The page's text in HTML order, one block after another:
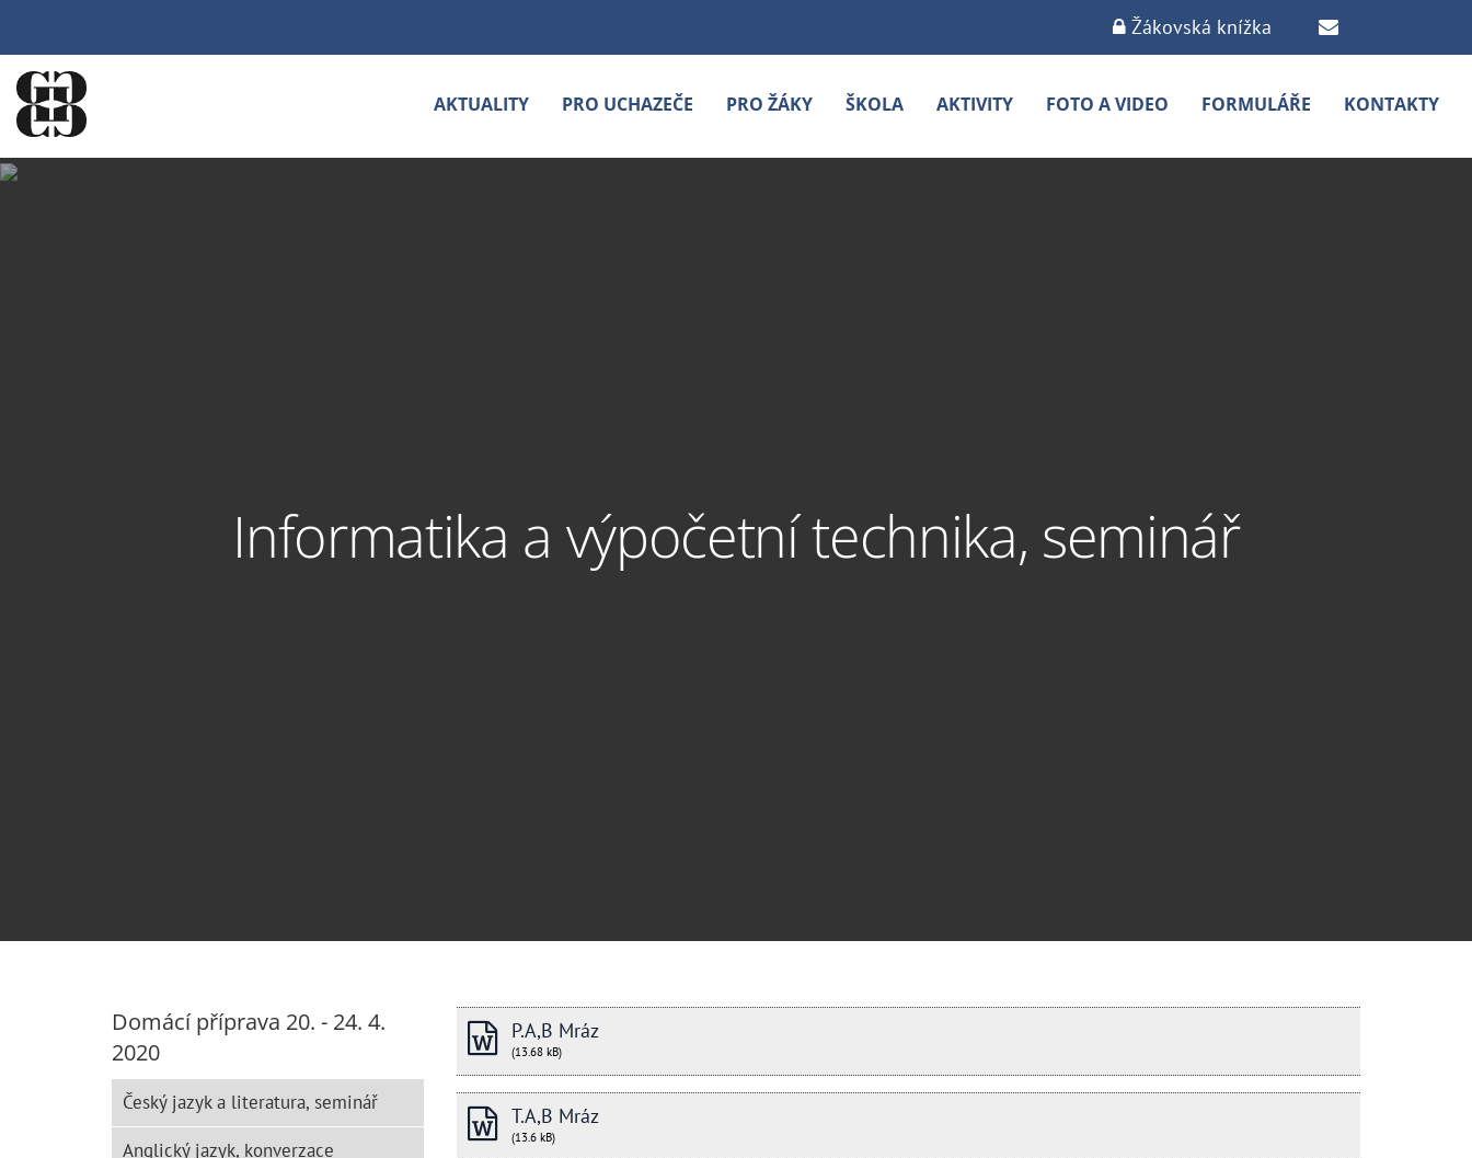
Žákovská knížka
AKTUALITY PRO UCHAZEČE PRO ŽÁKY ŠKOLA AKTIVITY FOTO A VIDEO FORMULÁŘE KONTAKTY
Informatika a výpočetní technika, seminář
Domácí příprava 20. - 24. 4.
2020
Český jazyk a literatura, seminář
Anglický jazyk, konverzace
P.A,B Mráz
(13.68 kB)
T.A,B Mráz
(13.6 kB)